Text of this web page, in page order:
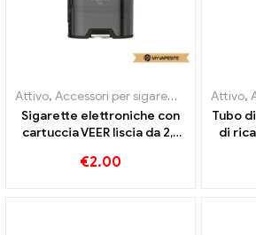
Attivo, Accessori per sigarette elettroniche
Sigarette elettroniche con
cartuccia VEER liscia da 2,3
Personalizzato
€2.00
Attivo,
Tubo
di